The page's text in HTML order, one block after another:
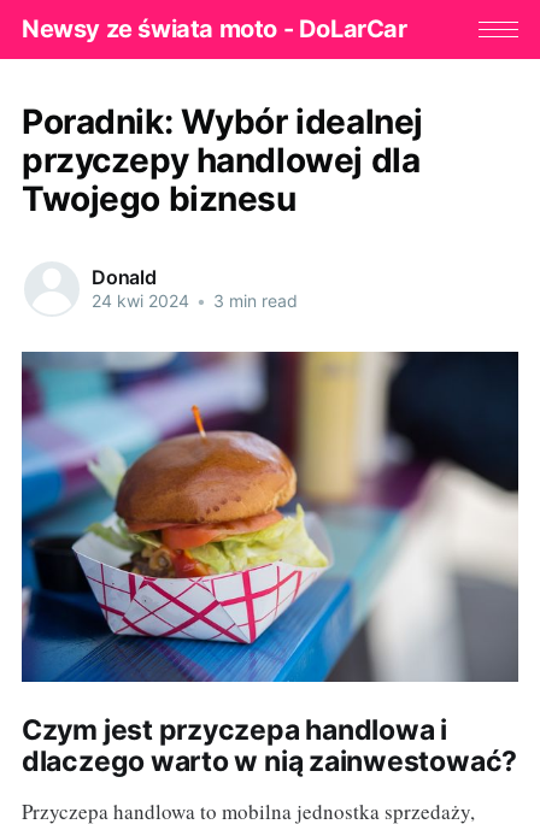
Newsy ze świata moto - DoLarCar
Poradnik: Wybór idealnej
przyczepy handlowej dla
Twojego biznesu
Donald
24 kwi 2024 • 3 min read
Czym jest przyczepa handlowa i
dlaczego warto w nią zainwestować?
Przyczepa handlowa to mobilna jednostka sprzedaży,